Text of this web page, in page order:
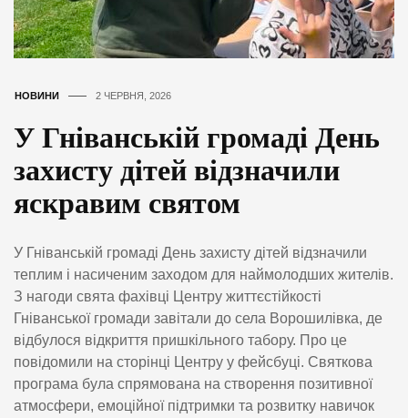
НОВИНИ 2 ЧЕРВНЯ, 2026
У Гніванській громаді День
захисту дітей відзначили
яскравим святом
У Гніванській громаді День захисту дітей відзначили
теплим і насиченим заходом для наймолодших жителів.
З нагоди свята фахівці Центру життєстійкості
Гніванської громади завітали до села Ворошилівка, де
відбулося відкриття пришкільного табору. Про це
повідомили на сторінці Центру у фейсбуці. Святкова
програма була спрямована на створення позитивної
атмосфери, емоційної підтримки та розвитку навичок